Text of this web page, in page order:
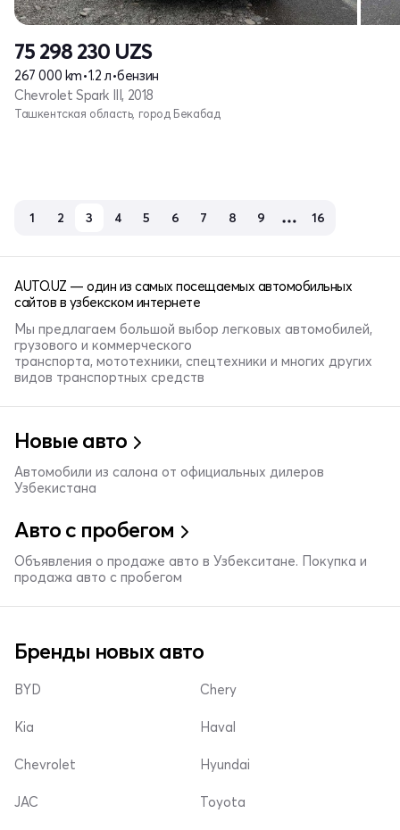
75 298 230 UZS
267 000 km•1.2 л•бензин
Chevrolet Spark III, 2018
Ташкентская область, город Бекабад
1 2 3 4 5 6 7 8 9 16
AUTO.UZ — один из самых посещаемых автомобильных
сайтов в узбекском интернете
Мы предлагаем большой выбор легковых автомобилей,
грузового и коммерческого
транспорта, мототехники, спецтехники и многих других
видов транспортных средств
Новые авто
Автомобили из салона от официальных дилеров
Узбекистана
Авто с пробегом
Объявления о продаже авто в Узбекситане. Покупка и
продажа авто с пробегом
Бренды новых авто
BYD
Kia
Chevrolet
Chery
Haval
Hyundai
JAC Toyota